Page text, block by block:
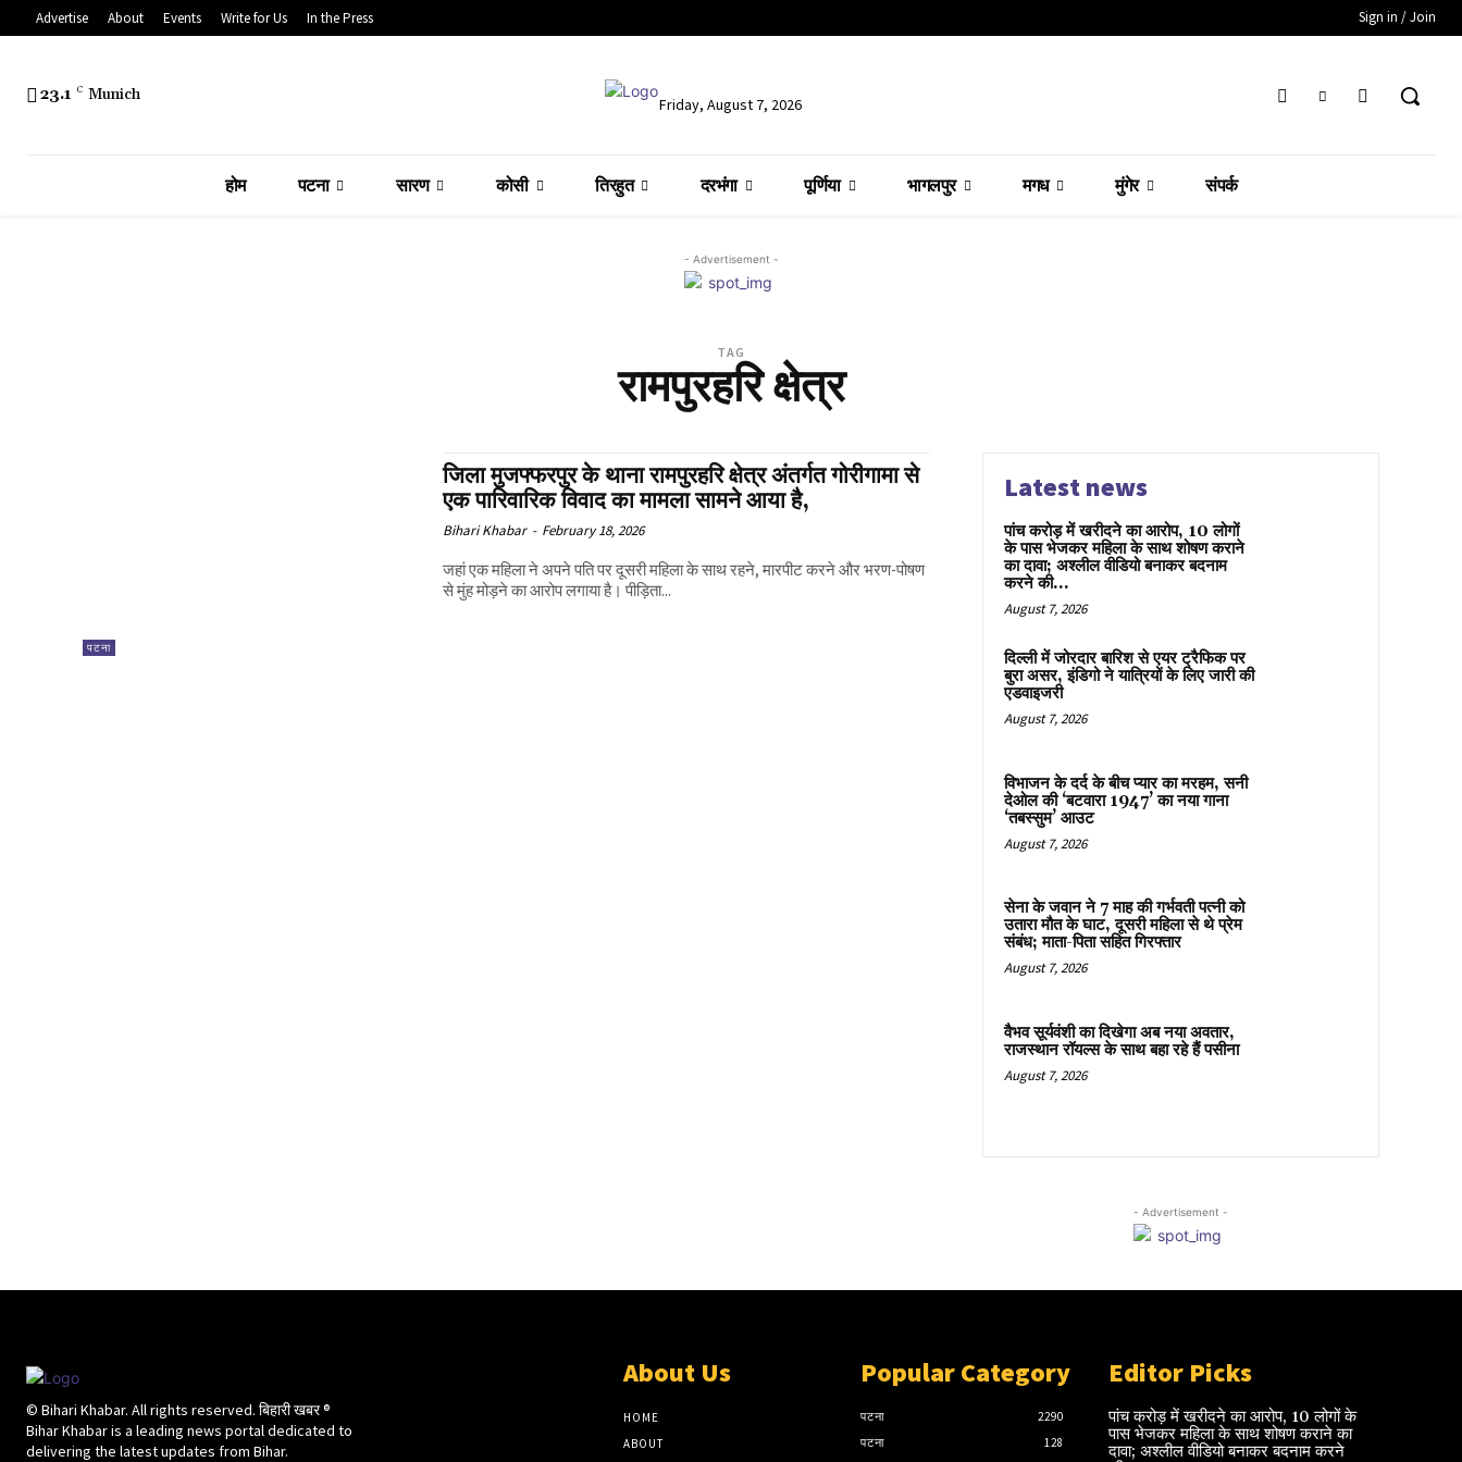
Advertise About Events Write for Us In the Press Sign in / Join
23.1 C Munich Friday, August 7, 2026
होम पटना सारण कोसी तिरहुत दरभंगा पूर्णिया भागलपुर मगध मुंगेर संपर्क
- Advertisement -
TAG
रामपुरहरि क्षेत्र
पटना
जिला मुजफ्फरपुर के थाना रामपुरहरि क्षेत्र अंतर्गत गोरीगामा से
एक पारिवारिक विवाद का मामला सामने आया है,
Bihari Khabar - February 18, 2026
जहां एक महिला ने अपने पति पर दूसरी महिला के साथ रहने, मारपीट करने और भरण-पोषण
से मुंह मोड़ने का आरोप लगाया है। पीड़िता...
Latest news
पांच करोड़ में खरीदने का आरोप, 10 लोगों
के पास भेजकर महिला के साथ शोषण कराने
का दावा; अश्लील वीडियो बनाकर बदनाम
करने की...
August 7, 2026
दिल्ली में जोरदार बारिश से एयर ट्रैफिक पर
बुरा असर, इंडिगो ने यात्रियों के लिए जारी की
एडवाइजरी
August 7, 2026
विभाजन के दर्द के बीच प्यार का मरहम, सनी
देओल की ‘बटवारा 1947’ का नया गाना
‘तबस्सुम’ आउट
August 7, 2026
सेना के जवान ने 7 माह की गर्भवती पत्नी को
उतारा मौत के घाट, दूसरी महिला से थे प्रेम
संबंध; माता-पिता सहित गिरफ्तार
August 7, 2026
वैभव सूर्यवंशी का दिखेगा अब नया अवतार,
राजस्थान रॉयल्स के साथ बहा रहे हैं पसीना
August 7, 2026
- Advertisement -
© Bihari Khabar. All rights reserved. बिहारी खबर ®​
Bihar Khabar is a leading news portal dedicated to
delivering the latest updates from Bihar.
About Us
HOME
ABOUT
Popular Category
पटना
2290
पटना
128
Editor Picks
पांच करोड़ में खरीदने का आरोप, 10 लोगों के
पास भेजकर महिला के साथ शोषण कराने का
दावा; अश्लील वीडियो बनाकर बदनाम करने